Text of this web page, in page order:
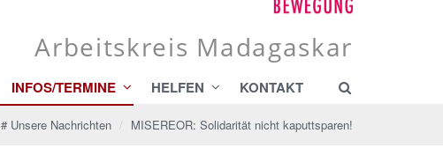
Arbeitskreis Madagaskar
INFOS/TERMINE HELFEN KONTAKT
# Unsere Nachrichten MISEREOR: Solidarität nicht kaputtsparen!